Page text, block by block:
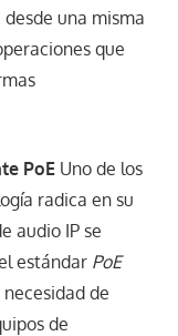
una misma
que
PoEUno de los
radica en su
audio IP se
estándar PoE
de
de